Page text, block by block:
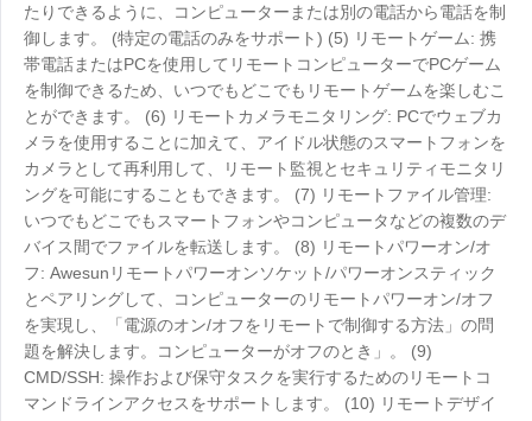
たりできるように、コンピューターまたは別の電話から電話を制
御します。 (特定の電話のみをサポート) (5) リモートゲーム: 携
帯電話またはPCを使用してリモートコンピューターでPCゲーム
を制御できるため、いつでもどこでもリモートゲームを楽しむこ
とができます。 (6) リモートカメラモニタリング: PCでウェブカ
メラを使用することに加えて、アイドル状態のスマートフォンを
カメラとして再利用して、リモート監視とセキュリティモニタリ
ングを可能にすることもできます。 (7) リモートファイル管理:
いつでもどこでもスマートフォンやコンピュータなどの複数のデ
バイス間でファイルを転送します。 (8) リモートパワーオン/オ
フ: Awesunリモートパワーオンソケット/パワーオンスティック
とペアリングして、コンピューターのリモートパワーオン/オフ
を実現し、「電源のオン/オフをリモートで制御する方法」の問
題を解決します。コンピューターがオフのとき」。 (9)
CMD/SSH: 操作および保守タスクを実行するためのリモートコ
マンドラインアクセスをサポートします。 (10) リモートデザイ